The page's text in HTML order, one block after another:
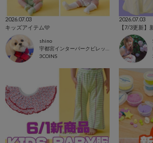
2026.07.03
キッズアイテム🩵
shino
3COINS
2026.07.03